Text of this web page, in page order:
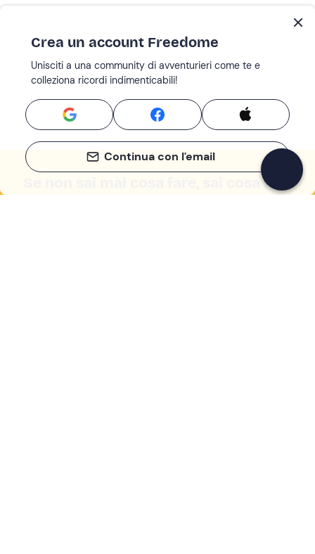
Se non sai mai cosa fare, sai cosa fare
Crea un account Freedome
Unisciti a una community di avventurieri come te e
colleziona ricordi indimenticabili!
Continua con l'email